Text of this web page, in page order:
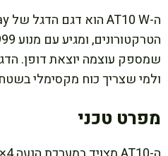
שמספק עוצמה יוצאת דופן.
ולמי שצריך כוח מקסימלי
מפרט טכני